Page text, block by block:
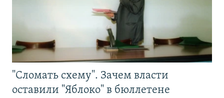
"Сломать схему". Зачем власти
оставили "Яблоко" в бюллетене